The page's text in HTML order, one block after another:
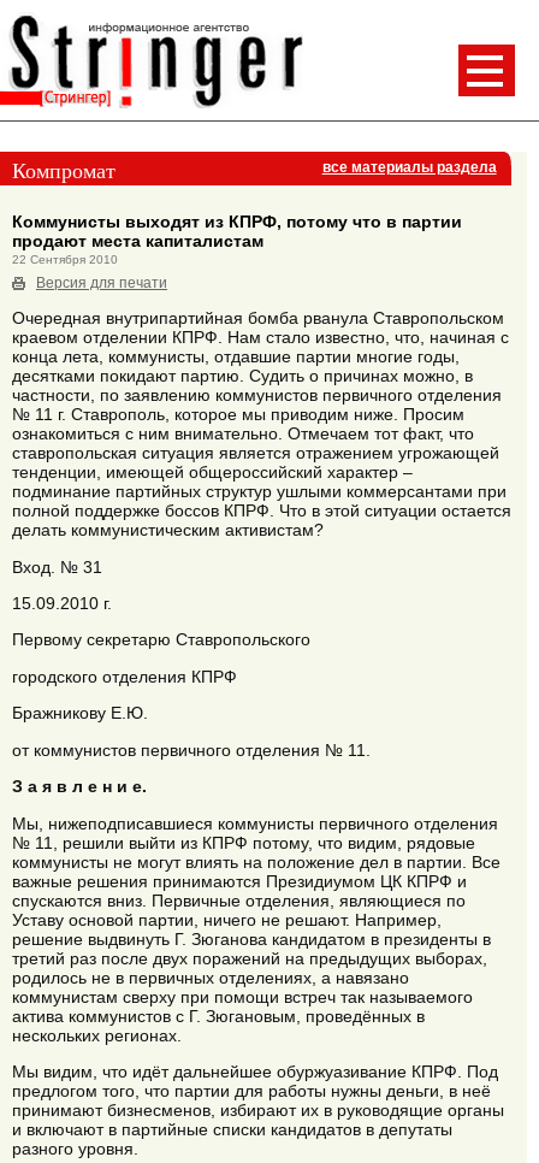
Компромат все материалы раздела
Коммунисты выходят из КПРФ, потому что в партии
продают места капиталистам
22 Сентября 2010
Версия для печати
Очередная внутрипартийная бомба рванула Ставропольском
краевом отделении КПРФ. Нам стало известно, что, начиная с
конца лета, коммунисты, отдавшие партии многие годы,
десятками покидают партию. Судить о причинах можно, в
частности, по заявлению коммунистов первичного отделения
№ 11 г. Ставрополь, которое мы приводим ниже. Просим
ознакомиться с ним внимательно. Отмечаем тот факт, что
ставропольская ситуация является отражением угрожающей
тенденции, имеющей общероссийский характер –
подминание партийных структур ушлыми коммерсантами при
полной поддержке боссов КПРФ. Что в этой ситуации остается
делать коммунистическим активистам?
Вход. № 31
15.09.2010 г.
Первому секретарю Ставропольского
городского отделения КПРФ
Бражникову Е.Ю.
от коммунистов первичного отделения № 11.
З а я в л е н и е.
Мы, нижеподписавшиеся коммунисты первичного отделения
№ 11, решили выйти из КПРФ потому, что видим, рядовые
коммунисты не могут влиять на положение дел в партии. Все
важные решения принимаются Президиумом ЦК КПРФ и
спускаются вниз. Первичные отделения, являющиеся по
Уставу основой партии, ничего не решают. Например,
решение выдвинуть Г. Зюганова кандидатом в президенты в
третий раз после двух поражений на предыдущих выборах,
родилось не в первичных отделениях, а навязано
коммунистам сверху при помощи встреч так называемого
актива коммунистов с Г. Зюгановым, проведённых в
нескольких регионах.
Мы видим, что идёт дальнейшее обуржуазивание КПРФ. Под
предлогом того, что партии для работы нужны деньги, в неё
принимают бизнесменов, избирают их в руководящие органы
и включают в партийные списки кандидатов в депутаты
разного уровня.